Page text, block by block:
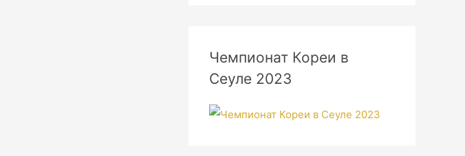
Чемпионат Кореи в
Сеуле 2023